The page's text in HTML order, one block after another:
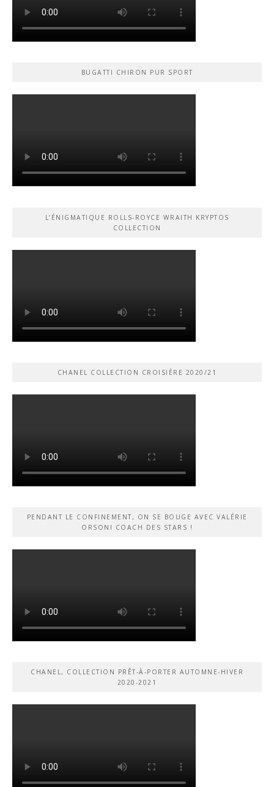
BUGATTI CHIRON PUR SPORT
L’ÉNIGMATIQUE ROLLS-ROYCE WRAITH KRYPTOS
COLLECTION
CHANEL COLLECTION CROISIÈRE 2020/21
PENDANT LE CONFINEMENT, ON SE BOUGE AVEC VALÉRIE
ORSONI COACH DES STARS !
CHANEL, COLLECTION PRÊT-À-PORTER AUTOMNE-HIVER
2020-2021